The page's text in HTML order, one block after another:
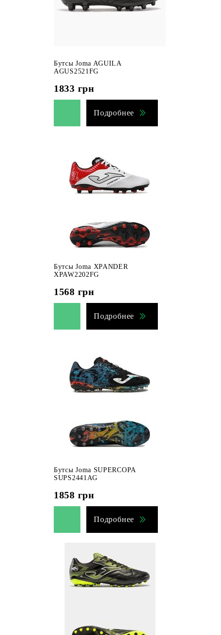
Бутсы Joma AGUILA
AGUS2521FG
1833 грн
Подробнее
Бутсы Joma XPANDER
XPAW2202FG
1568 грн
Подробнее
Бутсы Joma SUPERCOPA
SUPS2441AG
1858 грн
Подробнее